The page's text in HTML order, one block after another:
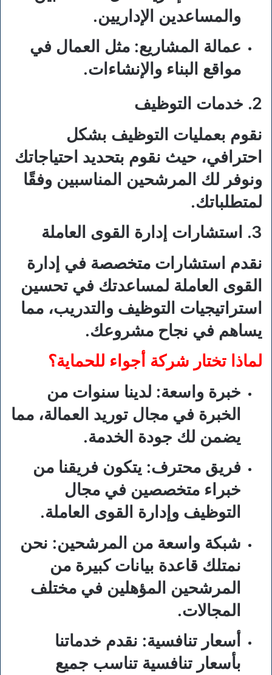
والمساعدين الإداريين.
عمالة المشاريع: مثل العمال في
مواقع البناء والإنشاءات.
2. خدمات التوظيف
نقوم بعمليات التوظيف بشكل
احترافي، حيث نقوم بتحديد احتياجاتك
ونوفر لك المرشحين المناسبين وفقًا
لمتطلباتك.
3. استشارات إدارة القوى العاملة
نقدم استشارات متخصصة في إدارة
القوى العاملة لمساعدتك في تحسين
استراتيجيات التوظيف والتدريب، مما
يساهم في نجاح مشروعك.
لماذا تختار شركة أجواء للحماية؟
خبرة واسعة: لدينا سنوات من
الخبرة في مجال توريد العمالة، مما
يضمن لك جودة الخدمة.
فريق محترف: يتكون فريقنا من
خبراء متخصصين في مجال
التوظيف وإدارة القوى العاملة.
شبكة واسعة من المرشحين: نحن
نمتلك قاعدة بيانات كبيرة من
المرشحين المؤهلين في مختلف
المجالات.
أسعار تنافسية: نقدم خدماتنا
بأسعار تنافسية تناسب جميع